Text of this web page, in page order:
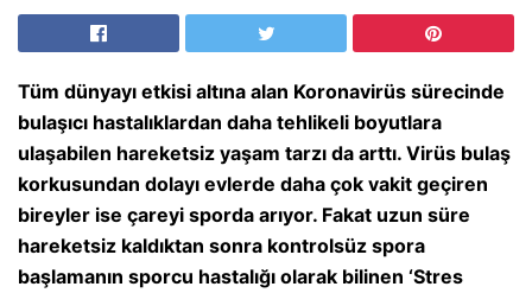
Tüm dünyayı etkisi altına alan Koronavirüs sürecinde
bulaşıcı hastalıklardan daha tehlikeli boyutlara
ulaşabilen hareketsiz yaşam tarzı da arttı. Virüs bulaş
korkusundan dolayı evlerde daha çok vakit geçiren
bireyler ise çareyi sporda arıyor. Fakat uzun süre
hareketsiz kaldıktan sonra kontrolsüz spora
başlamanın sporcu hastalığı olarak bilinen ‘Stres